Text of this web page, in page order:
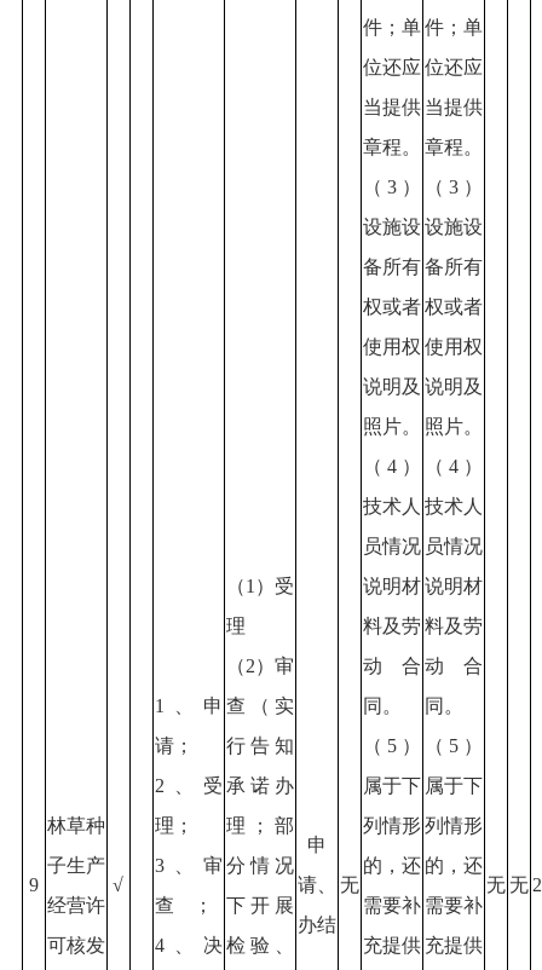
9
林草种
子生产
经营许
可核发
√
1、申
请；
2、受
理；
3、审
查；
4、决
（1）受
理
（2）审
查（实
行告知
承诺办
理；部
分情况
下开展
检验、
申
请、
办结
无
件；单
位还应
当提供
章程。
（3）
设施设
备所有
权或者
使用权
说明及
照片。
（4）
技术人
员情况
说明材
料及劳
动合
同。
（5）
属于下
列情形
的，还
需要补
充提供
件；单
位还应
当提供
章程。
（3）
设施设
备所有
权或者
使用权
说明及
照片。
（4）
技术人
员情况
说明材
料及劳
动合
同。
（5）
属于下
列情形
的，还
需要补
充提供
无无